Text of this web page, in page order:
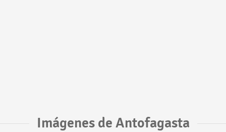
Imágenes de Antofagasta